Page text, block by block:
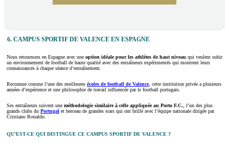
6. CAMPUS SPORTIF DE VALENCE EN ESPAGNE
Nous retournons en Espagne avec une option idéale pour les athlètes de haut niveau qui veulent subir
un environnement de football de haute qualité avec des entraîneurs expérimentés qui montrent leurs
connaissances à chaque séance d’entraînement.
Reconnue comme l’une des meilleures écoles de football de Valence, cette institution privée a plusieurs
années d’expérience et une philosophie de travail influencée par le football portugais.
Ses entraîneurs suivent une méthodologie similaire à celle appliquée au Porto F.C. , l’un des plus
grands clubs du Portugal et berceau de grandes stars qui ont brillé avec l’équipe nationale dirigée par
Cristiano Ronaldo.
QU’EST-CE QUI DISTINGUE CE CAMPUS SPORTIF DE VALENCE ?